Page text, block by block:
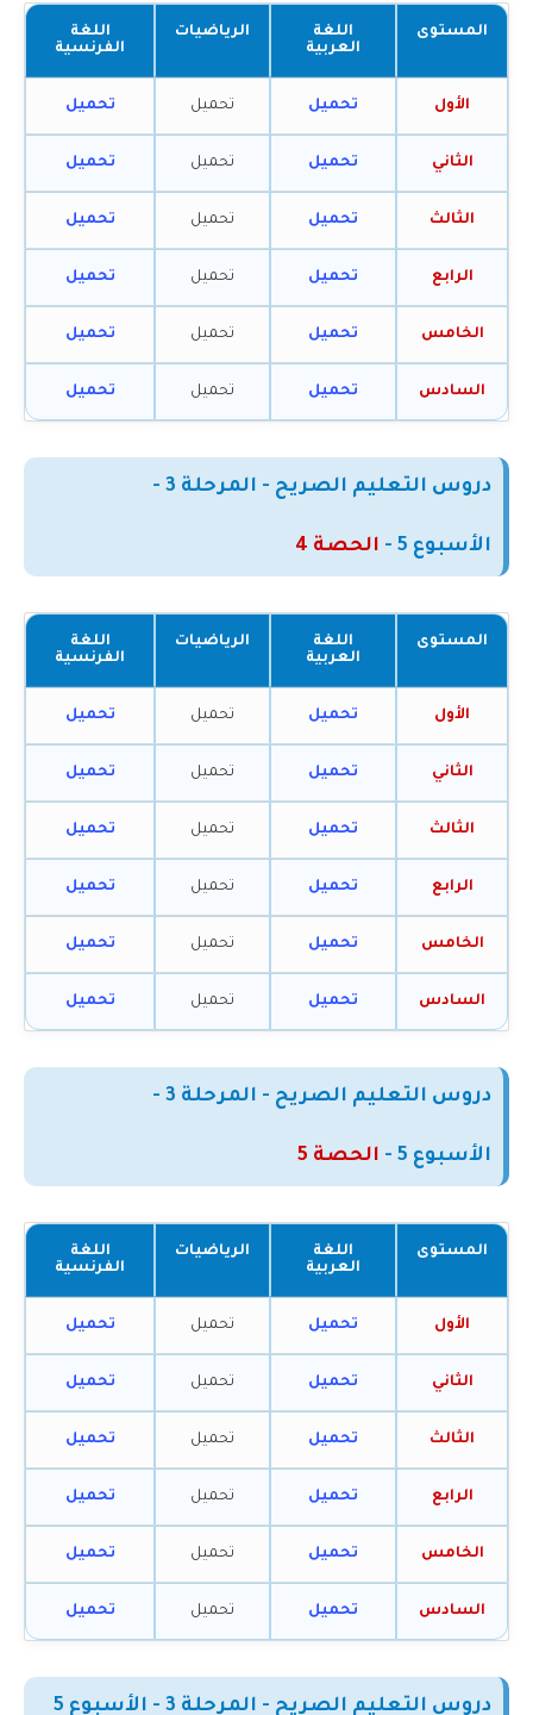
المستوى
اللغة
العربية
الرياضيات
اللغة
الفرنسية
الأول تحميل تحميل تحميل
الثاني تحميل تحميل تحميل
الثالث تحميل تحميل تحميل
الرابع تحميل تحميل تحميل
الخامس تحميل تحميل تحميل
السادس تحميل تحميل تحميل
دروس التعليم الصريح - المرحلة 3 -
الأسبوع 5
- الحصة 4
المستوى
اللغة
العربية
الرياضيات
اللغة
الفرنسية
الأول تحميل تحميل تحميل
الثاني تحميل تحميل تحميل
الثالث تحميل تحميل تحميل
الرابع تحميل تحميل تحميل
الخامس تحميل تحميل تحميل
السادس تحميل تحميل تحميل
دروس التعليم الصريح - المرحلة 3 -
الأسبوع 5
- الحصة 5
المستوى
اللغة
العربية
الرياضيات
اللغة
الفرنسية
الأول تحميل تحميل تحميل
الثاني تحميل تحميل تحميل
الثالث تحميل تحميل تحميل
الرابع تحميل تحميل تحميل
الخامس تحميل تحميل تحميل
السادس تحميل تحميل تحميل
دروس التعليم الصريح - المرحلة 3 - الأسبوع 5